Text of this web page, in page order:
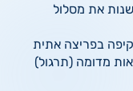
את מסלול
בפריצה אתית
מדומה (תרגול)